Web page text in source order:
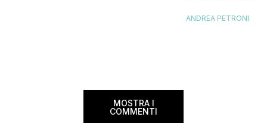
CopenPay ed è
ANDREA PETRONI
MOSTRA I
COMMENTI